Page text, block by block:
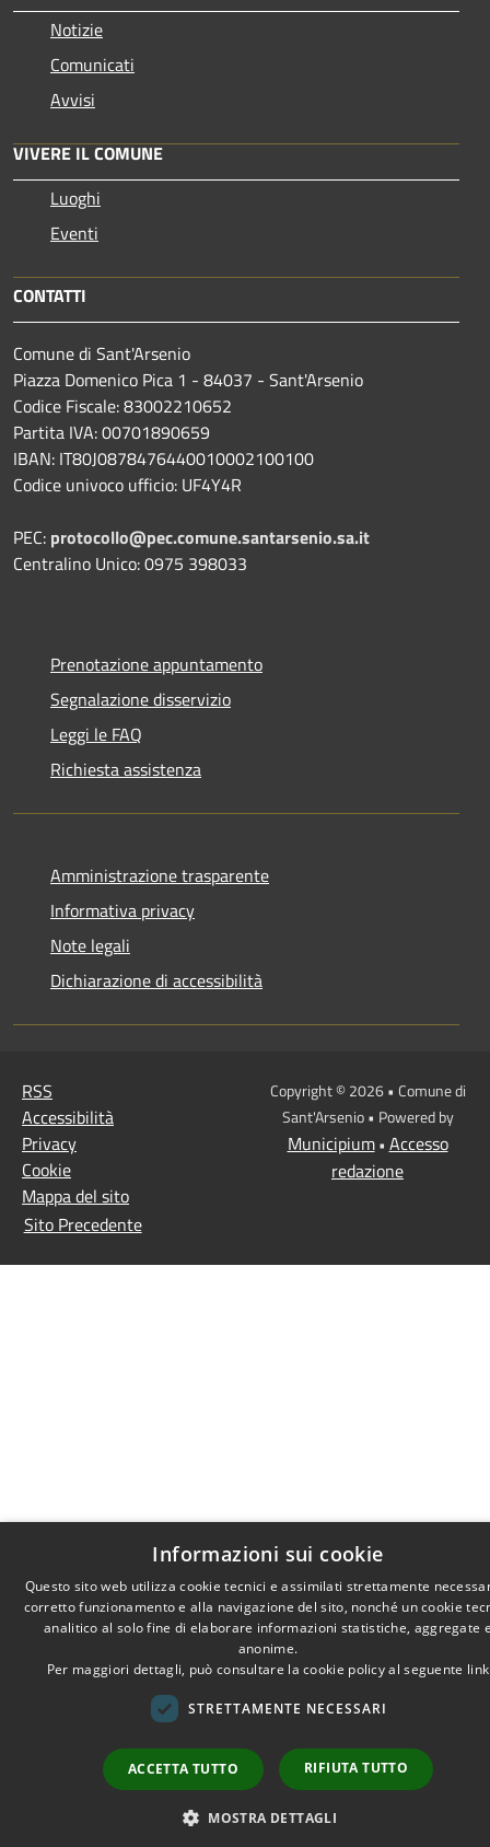
Notizie
Comunicati
Avvisi
VIVERE IL COMUNE
Luoghi
Eventi
CONTATTI
Comune di Sant'Arsenio
Piazza Domenico Pica 1 - 84037 - Sant'Arsenio
Codice Fiscale: 83002210652
Partita IVA: 00701890659
IBAN: IT80J0878476440010002100100
Codice univoco ufficio: UF4Y4R
PEC: protocollo@pec.comune.santarsenio.sa.it
Centralino Unico: 0975 398033
Prenotazione appuntamento
Segnalazione disservizio
Leggi le FAQ
Richiesta assistenza
Amministrazione trasparente
Informativa privacy
Note legali
Dichiarazione di accessibilità
RSS
Accessibilità
Privacy
Cookie
Mappa del sito
Sito Precedente
Copyright © 2026 • Comune di
Sant'Arsenio • Powered by
Municipium• Accesso
redazione
Informazioni sui cookie
Questo sito web utilizza cookie tecnici e assimilati strettamente
corretto funzionamento e alla navigazione del sito, nonché un cookie
analitico al solo fine di elaborare informazioni statistiche, aggregate
anonime.
Per maggiori dettagli, può consultare la cookie policy al seguente link
STRETTAMENTE NECESSARI
ACCETTA TUTTO RIFIUTA TUTTO
MOSTRA DETTAGLI